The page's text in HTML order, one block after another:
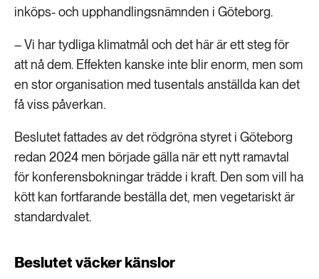
inköps- och upphandlingsnämnden i Göteborg.
– Vi har tydliga klimatmål och det här är ett steg för
att nå dem. Effekten kanske inte blir enorm, men som
en stor organisation med tusentals anställda kan det
få viss påverkan.
Beslutet fattades av det rödgröna styret i Göteborg
redan 2024 men började gälla när ett nytt ramavtal
för konferensbokningar trädde i kraft. Den som vill ha
kött kan fortfarande beställa det, men vegetariskt är
standardvalet.
Beslutet väcker känslor